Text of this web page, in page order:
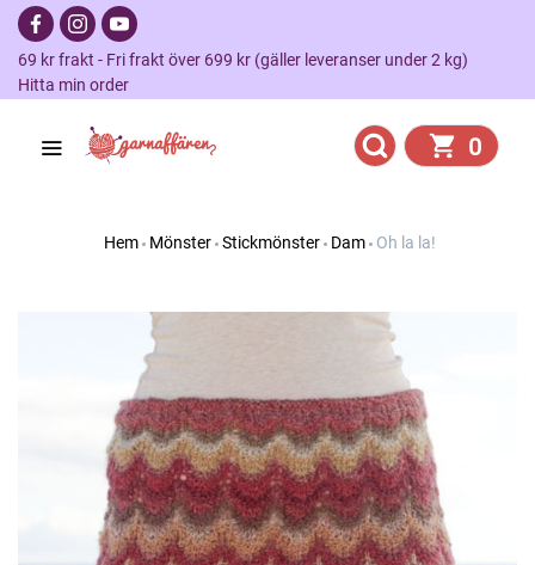
69 kr frakt - Fri frakt över 699 kr (gäller leveranser under 2 kg)
Hitta min order
0
Hem Mönster Stickmönster Dam Oh la la!